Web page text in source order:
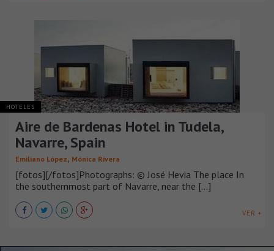
HOTELES
Aire de Bardenas Hotel in Tudela,
Navarre, Spain
Emiliano López, Mónica Rivera
[fotos][/fotos]Photographs: © José Hevia The place In
the southernmost part of Navarre, near the [...]
VER +